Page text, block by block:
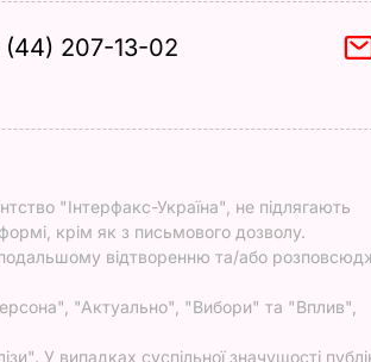
207-13-02
"Інтерфакс-Україна", не підлягають
крім як з письмового дозволу.
відтворенню та/або
"Актуально", "Вибори" та "Вплив",
У випадках суспільної значущості